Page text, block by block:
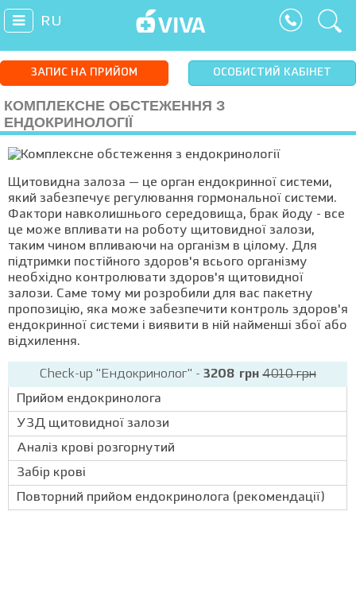
RU
ЗАПИС НА ПРИЙОМ ОСОБИСТИЙ КАБІНЕТ
КОМПЛЕКСНЕ ОБСТЕЖЕННЯ З
ЕНДОКРИНОЛОГІЇ
Щитовидна залоза — це орган ендокринної системи,
який забезпечує регулювання гормональної системи.
Фактори навколишнього середовища, брак йоду - все
це може впливати на роботу щитовидної залози,
таким чином впливаючи на організм в цілому. Для
підтримки постійного здоров'я всього організму
необхідно контролювати здоров'я щитовидної
залози. Саме тому ми розробили для вас пакетну
пропозицію, яка може забезпечити контроль здоров'я
ендокринної системи і виявити в ній найменші збої або
відхилення.
Check-up "Ендокринолог" - 3208 грн 4010 грн
Прийом ендокринолога
УЗД щитовидної залози
Аналіз крові розгорнутий
Забір крові
Повторний прийом ендокринолога (рекомендації)